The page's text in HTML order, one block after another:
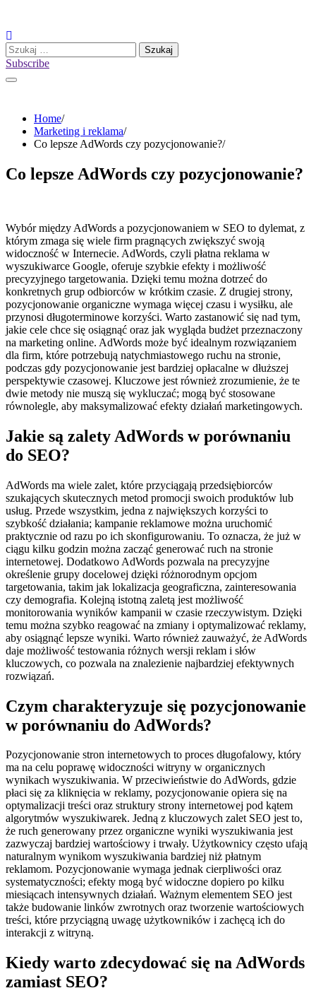
content
Szukaj:
Subscribe
Home
Marketing i reklama
Co lepsze AdWords czy pozycjonowanie?
Co lepsze AdWords czy pozycjonowanie?
Wybór między AdWords a pozycjonowaniem w SEO to dylemat, z
którym zmaga się wiele firm pragnących zwiększyć swoją
widoczność w Internecie. AdWords, czyli płatna reklama w
wyszukiwarce Google, oferuje szybkie efekty i możliwość
precyzyjnego targetowania. Dzięki temu można dotrzeć do
konkretnych grup odbiorców w krótkim czasie. Z drugiej strony,
pozycjonowanie organiczne wymaga więcej czasu i wysiłku, ale
przynosi długoterminowe korzyści. Warto zastanowić się nad tym,
jakie cele chce się osiągnąć oraz jak wygląda budżet przeznaczony
na marketing online. AdWords może być idealnym rozwiązaniem
dla firm, które potrzebują natychmiastowego ruchu na stronie,
podczas gdy pozycjonowanie jest bardziej opłacalne w dłuższej
perspektywie czasowej. Kluczowe jest również zrozumienie, że te
dwie metody nie muszą się wykluczać; mogą być stosowane
równolegle, aby maksymalizować efekty działań marketingowych.
Jakie są zalety AdWords w porównaniu
do SEO?
AdWords ma wiele zalet, które przyciągają przedsiębiorców
szukających skutecznych metod promocji swoich produktów lub
usług. Przede wszystkim, jedna z największych korzyści to
szybkość działania; kampanie reklamowe można uruchomić
praktycznie od razu po ich skonfigurowaniu. To oznacza, że już w
ciągu kilku godzin można zacząć generować ruch na stronie
internetowej. Dodatkowo AdWords pozwala na precyzyjne
określenie grupy docelowej dzięki różnorodnym opcjom
targetowania, takim jak lokalizacja geograficzna, zainteresowania
czy demografia. Kolejną istotną zaletą jest możliwość
monitorowania wyników kampanii w czasie rzeczywistym. Dzięki
temu można szybko reagować na zmiany i optymalizować reklamy,
aby osiągnąć lepsze wyniki. Warto również zauważyć, że AdWords
daje możliwość testowania różnych wersji reklam i słów
kluczowych, co pozwala na znalezienie najbardziej efektywnych
rozwiązań.
Czym charakteryzuje się pozycjonowanie
w porównaniu do AdWords?
Pozycjonowanie stron internetowych to proces długofalowy, który
ma na celu poprawę widoczności witryny w organicznych
wynikach wyszukiwania. W przeciwieństwie do AdWords, gdzie
płaci się za kliknięcia w reklamy, pozycjonowanie opiera się na
optymalizacji treści oraz struktury strony internetowej pod kątem
algorytmów wyszukiwarek. Jedną z kluczowych zalet SEO jest to,
że ruch generowany przez organiczne wyniki wyszukiwania jest
zazwyczaj bardziej wartościowy i trwały. Użytkownicy często ufają
naturalnym wynikom wyszukiwania bardziej niż płatnym
reklamom. Pozycjonowanie wymaga jednak cierpliwości oraz
systematyczności; efekty mogą być widoczne dopiero po kilku
miesiącach intensywnych działań. Ważnym elementem SEO jest
także budowanie linków zwrotnych oraz tworzenie wartościowych
treści, które przyciągną uwagę użytkowników i zachęcą ich do
interakcji z witryną.
Kiedy warto zdecydować się na AdWords
zamiast SEO?